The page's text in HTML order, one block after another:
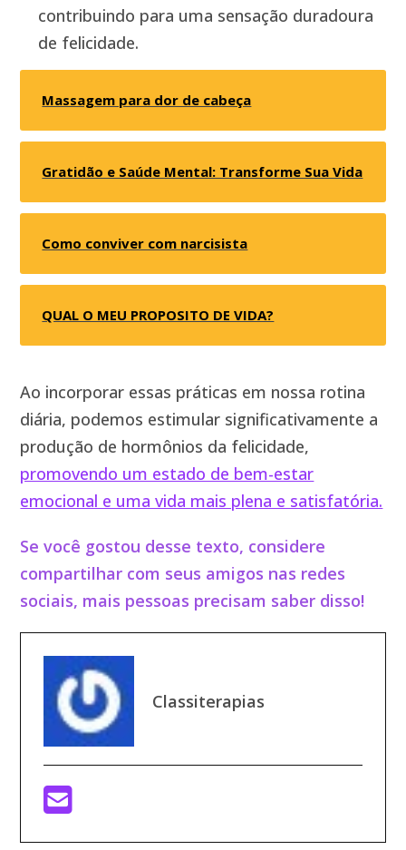
contribuindo para uma sensação duradoura
de felicidade.
Massagem para dor de cabeça
Gratidão e Saúde Mental: Transforme Sua Vida
Como conviver com narcisista
QUAL O MEU PROPOSITO DE VIDA?
Ao incorporar essas práticas em nossa rotina
diária, podemos estimular significativamente a
produção de hormônios da felicidade,
promovendo um estado de bem-estar
emocional e uma vida mais plena e satisfatória.
Se você gostou desse texto, considere
compartilhar com seus amigos nas redes
sociais, mais pessoas precisam saber disso!
Classiterapias